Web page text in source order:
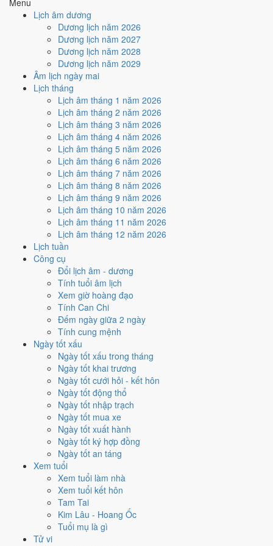
Lịch âm dương
Dương lịch năm 2026
Dương lịch năm 2027
Dương lịch năm 2028
Dương lịch năm 2029
Âm lịch ngày mai
Lịch tháng
Lịch âm tháng 1 năm 2026
Lịch âm tháng 2 năm 2026
Lịch âm tháng 3 năm 2026
Lịch âm tháng 4 năm 2026
Lịch âm tháng 5 năm 2026
Lịch âm tháng 6 năm 2026
Lịch âm tháng 7 năm 2026
Lịch âm tháng 8 năm 2026
Lịch âm tháng 9 năm 2026
Lịch âm tháng 10 năm 2026
Lịch âm tháng 11 năm 2026
Lịch âm tháng 12 năm 2026
Lịch tuần
Công cụ
Đổi lịch âm - dương
Tính tuổi âm lịch
Xem giờ hoàng đạo
Tính Can Chi
Đếm ngày giữa 2 ngày
Tính cung mệnh
Ngày tốt xấu
Ngày tốt xấu trong tháng
Ngày tốt khai trương
Ngày tốt cưới hỏi - kết hôn
Ngày tốt động thổ
Ngày tốt nhập trạch
Ngày tốt mua xe
Ngày tốt xuất hành
Ngày tốt ký hợp đồng
Ngày tốt an táng
Xem tuổi
Xem tuổi làm nhà
Xem tuổi kết hôn
Tam Tai
Kim Lâu - Hoang Ốc
Tuổi mụ là gì
Tử vi
đoạn nào thuận". Lập một lần, đọc lại nhiều năm - dân gian
quen gọi là xemtử vi trọn đời
sinh thì độ chính xác giảm hẳn.
Tử vi 12 con giáp- chỉ cầnnăm sinh
tuần này, năm nay tôi nên làm gì và tránh gì"
chu kỳ, mỗi ngày một kết quả khác.
Nói gọn:lá số xem con người, con giáp xem thời điểm
có nên ký hợp đồng vào thứ Năm thì lá số không trả lời được; ngược
lại muốn biết mình hợp nghề gì thì tử vi ngày cũng không trả lời được.
Phần luận giải lá số tử vi đang được xây dựng. Toàn bộ nội dung tử vi
hiện có trên trang thuộc nhánh 12 con giáp
Tầng 2: trong nhánh 12 con giáp, xem
theo mốc nào?
Thứ tự ưu tiên theo việc bạn đang tính:
Việc lớn cả năm (cưới hỏi, xây nhà, khởi nghiệp) → xem
năm 2026trước, vì hạn theo năm chi phối cả 12 tháng và không
đổi được bằng cách chọn ngày.
Việc trong tuần này
đồng) → xemtử vi tuần mới, mỗi tuổi đã có sẵn ngày tốt nhất và
ngày cần thận trọng.
Việc trong hôm nay hoặc ngày mai
tử vi ngày mainếu cần chuẩn bị trước.
Nguyên tắc chung: việc càng lớn thì càng phải xem ở mốc dài
Xem tử vi ngày để quyết chuyện cả đời là dùng sai công cụ, cũng như
dùng lá số để chọn ngày ký hợp đồng vậy.
Tử vi hàng ngày Vận khí 12 con giáp hôm nay
Tử vi ngày mai
Dự báo vận khí 12 con giáp ngày mai
Tử vi tuần mới Tổng quan 7 ngày tới - tài lộc, tình duyên
Tử vi năm 2026 Vận khí cả năm cho 12 tuổi
Xem tử vi thế nào cho chuẩn?
Bốn bước phải làm đúng trước khi đọc bất kỳ luận giải nào, vì sai một
bước là sai toàn bộ kết quả:
Xác định mình đang cần nhánh nào.